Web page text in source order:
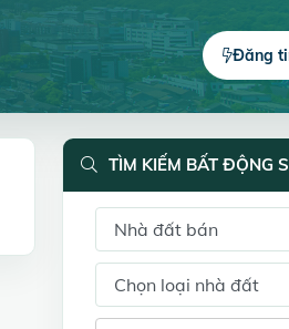
Đăng
TÌM KIẾM BẤT ĐỘNG